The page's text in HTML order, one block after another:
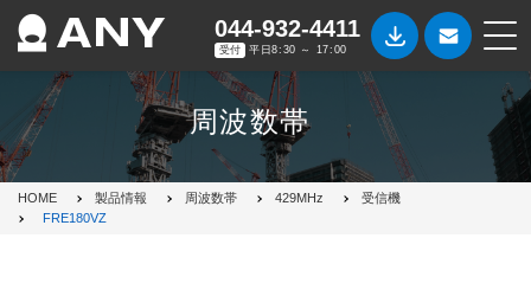
044-932-4411
受付 平日8:30 ～ 17:00
周波数帯
HOME 製品情報 周波数帯 429MHz
受信機
FRE180VZ